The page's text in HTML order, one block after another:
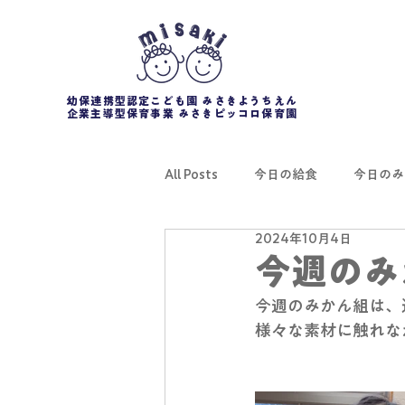
幼保連携型認定こども園 みさきようちえん
企業主導型保育事業 みさきピッコロ保育園
All Posts 今日の給食 今日の
今週の
2024年10月4日
今週のみかん組は
様々な素材に触れ